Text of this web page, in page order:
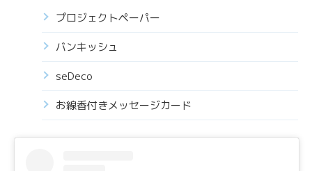
プロジェクトペーパー
バンキッシュ
seDeco
お線香付きメッセージカード